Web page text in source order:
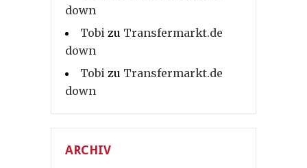
down
Tobi zu Transfermarkt.de
down
Tobi zu Transfermarkt.de
down
ARCHIV